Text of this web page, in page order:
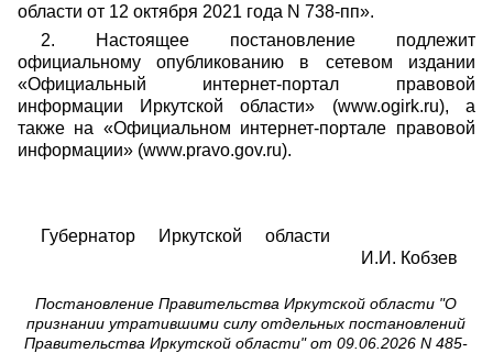
области от 12 октября 2021 года N 738-пп».
2. Настоящее постановление подлежит
официальному опубликованию в сетевом издании
«Официальный интернет-портал правовой
информации Иркутской области» (www.ogirk.ru), а
также на «Официальном интернет-портале правовой
информации» (www.pravo.gov.ru).
Губернатор Иркутской области
И.И. Кобзев
Постановление Правительства Иркутской области "О
признании утратившими силу отдельных постановлений
Правительства Иркутской области" от 09.06.2026 N 485-